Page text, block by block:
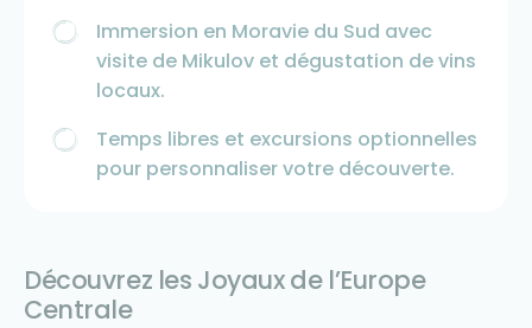
Immersion en Moravie du Sud avec
visite de Mikulov et dégustation de vins
locaux.
Temps libres et excursions optionnelles
pour personnaliser votre découverte.
Découvrez les Joyaux de l’Europe
Centrale